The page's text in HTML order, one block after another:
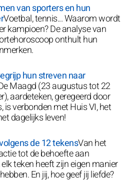
van sporters en hun
Voetbal, tennis... Waarom wordt
kampioen? De analyse van
onthult hun
hun streven naar
Maagd (23 augustus tot 22
aardeteken, geregeerd door
is verbonden met Huis VI, het
dagelijks leven!
de 12 tekensVan het
tot de behoefte aan
teken heeft zijn eigen manier
En jij, hoe geef jij liefde?